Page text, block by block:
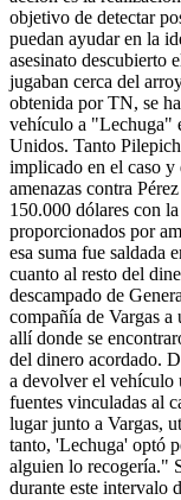
objetivo de detectar
puedan ayudar en la
asesinato descubierto
jugaban cerca del
obtenida por TN, se
vehículo a "Lechuga"
Unidos. Tanto
implicado en el caso y
amenazas contra
150.000 dólares con
proporcionados por
esa suma fue saldada
cuanto al resto del
descampado de
compañía de Vargas
allí donde se
del dinero acordado.
a devolver el vehículo
fuentes vinculadas al
lugar junto a Vargas,
tanto, 'Lechuga' optó
alguien lo recogería."
durante este intervalo